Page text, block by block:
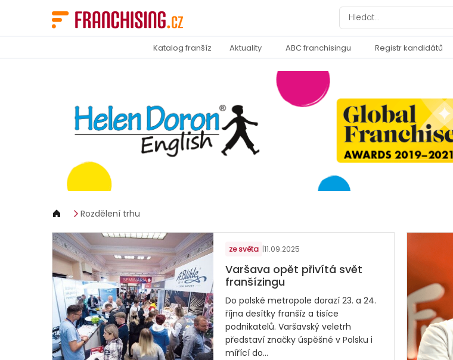
Katalog franšíz Aktuality ABC franchisingu Registr kandidátů
Rozdělení trhu
ze světa |11.09.2025
Varšava opět přivítá svět
franšízingu
Do polské metropole dorazí 23. a 24.
října desítky franšíz a tisíce
podnikatelů. Varšavský veletrh
představí značky úspěšné v Polsku i
mířící do...